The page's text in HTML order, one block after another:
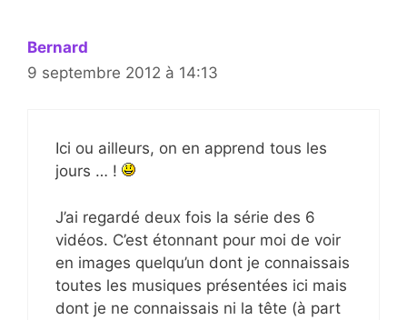
Bernard
9 septembre 2012 à 14:13
Ici ou ailleurs, on en apprend tous les
jours … !
J’ai regardé deux fois la série des 6
vidéos. C’est étonnant pour moi de voir
en images quelqu’un dont je connaissais
toutes les musiques présentées ici mais
dont je ne connaissais ni la tête (à part